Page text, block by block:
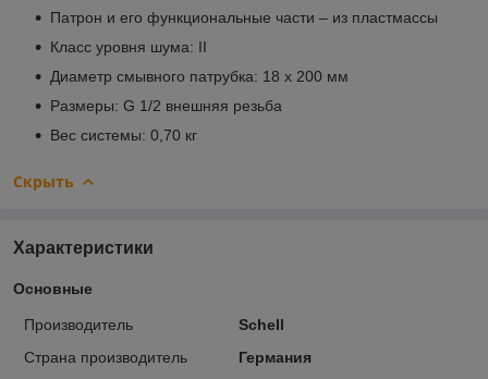
Патрон и его функциональные части – из пластмассы
Класс уровня шума: II
Диаметр смывного патрубка: 18 x 200 мм
Размеры: G 1/2 внешняя резьба
Вес системы: 0,70 кг
Скрыть
Характеристики
Основные
Производитель
Schell
Страна производитель
Германия